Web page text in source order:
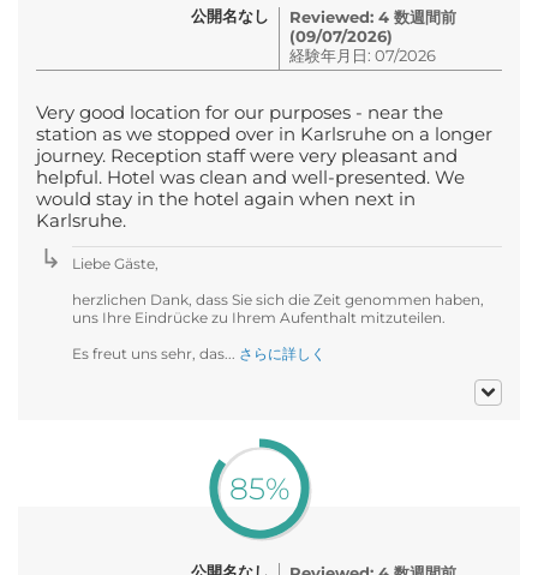
公開名なし
Reviewed: 4 数週間前
(09/07/2026)
経験年月日: 07/2026
Very good location for our purposes - near the
station as we stopped over in Karlsruhe on a longer
journey. Reception staff were very pleasant and
helpful. Hotel was clean and well-presented. We
would stay in the hotel again when next in
Karlsruhe.
Liebe Gäste,
herzlichen Dank, dass Sie sich die Zeit genommen haben,
uns Ihre Eindrücke zu Ihrem Aufenthalt mitzuteilen.
Es freut uns sehr, das... さらに詳しく
85%